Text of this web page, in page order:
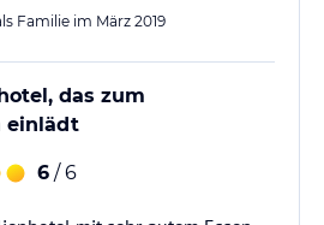
Familie im März 2019
das zum
einlädt
6 / 6